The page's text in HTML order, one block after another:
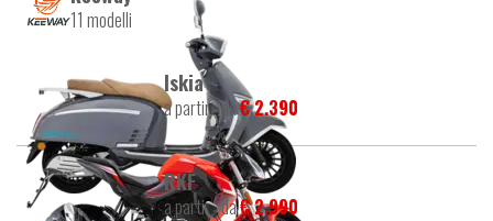
11 modelli
Iskia
a partire da€ 2.390
RKF
a partire da€ 2.990